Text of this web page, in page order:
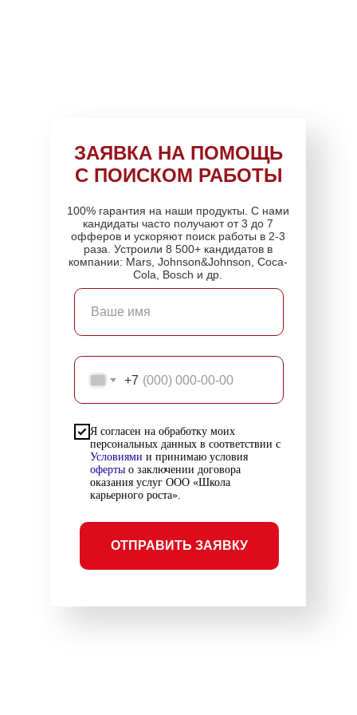
100% гарантия на наши продукты. С нами
кандидаты часто получают от 3 до 7
офферов и ускоряют поиск работы в 2-3
раза. Устроили 8 500+ кандидатов в
компании: Mars, Johnson&Johnson, Coca-
Cola, Bosch и др.
ЗАЯВКА НА ПОМОЩЬ
С ПОИСКОМ РАБОТЫ
+7
Я согласен на обработку моих
персональных данных в соответствии с
Условиями и принимаю условия
оферты о заключении договора
оказания услуг ООО «Школа
карьерного роста».
ОТПРАВИТЬ ЗАЯВКУ